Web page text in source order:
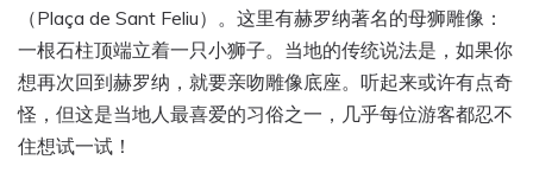
（Plaça de Sant Feliu）。这里有赫罗纳著名的母狮雕像：
一根石柱顶端立着一只小狮子。当地的传统说法是，如果你
想再次回到赫罗纳，就要亲吻雕像底座。听起来或许有点奇
怪，但这是当地人最喜爱的习俗之一，几乎每位游客都忍不
住想试一试！